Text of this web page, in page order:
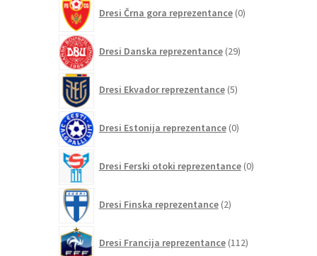
Dresi Črna gora reprezentance 0izdelkov
Dresi Danska reprezentance 29izdelkov
Dresi Ekvador reprezentance 5izdelkov
Dresi Estonija reprezentance 0izdelkov
Dresi Ferski otoki reprezentance 0izdelkov
Dresi Finska reprezentance 2izdelka
Dresi Francija reprezentance 112izdelkov